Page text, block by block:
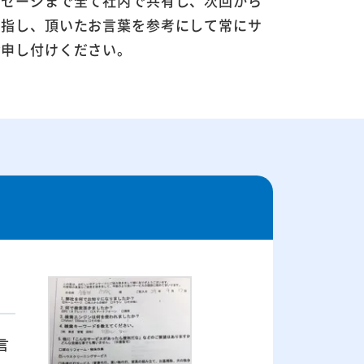
し、頂いたお言葉を参考にして常にサ
し付けください。